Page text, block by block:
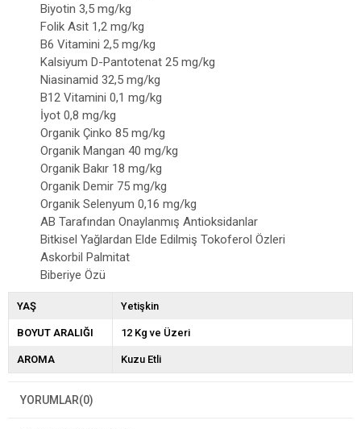
Biyotin 3,5 mg/kg
Folik Asit 1,2 mg/kg
B6 Vitamini 2,5 mg/kg
Kalsiyum D-Pantotenat 25 mg/kg
Niasinamid 32,5 mg/kg
B12 Vitamini 0,1 mg/kg
İyot 0,8 mg/kg
Organik Çinko 85 mg/kg
Organik Mangan 40 mg/kg
Organik Bakır 18 mg/kg
Organik Demir 75 mg/kg
Organik Selenyum 0,16 mg/kg
AB Tarafından Onaylanmış Antioksidanlar
Bitkisel Yağlardan Elde Edilmiş Tokoferol Özleri
Askorbil Palmitat
Biberiye Özü
YAŞ Yetişkin
BOYUT ARALIĞI 12 Kg ve Üzeri
AROMA Kuzu Etli
YORUMLAR(0)